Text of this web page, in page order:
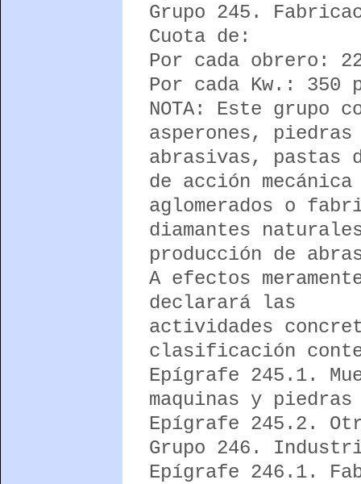
Grupo 245.
Cuota de:
Por cada obrero:
Por cada Kw.: 350
NOTA: Este grupo
asperones,
abrasivas, pastas
de acción
aglomerados o
diamantes
producción de
A efectos
declarará las
actividades
clasificación
Epígrafe 245.1.
maquinas y
Epígrafe 245.2.
Grupo 246.
Epígrafe 246.1.